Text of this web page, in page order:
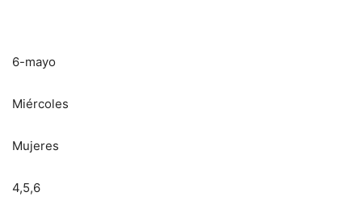
6-mayo
Miércoles
Mujeres
4,5,6